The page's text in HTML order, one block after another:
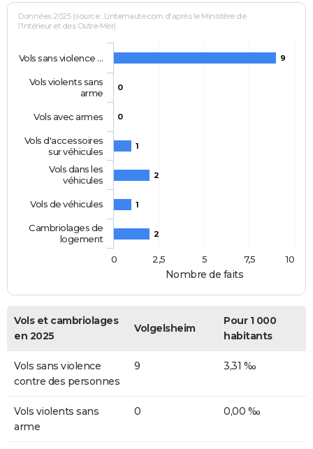
Nombre de faits
Données 2025 (source : Linternaute.com d'après le Ministère de
l'Intérieur et des Outre-Mer)
9
0
0
1
2
1
2
Vols sans violence …
Vols violents sans
arme
Vols avec armes
Vols d'accessoires
sur véhicules
Vols dans les
véhicules
Vols de véhicules
Cambriolages de
logement
0
10
2,5 5 7,5
Vols et cambriolages
en 2025
Volgelsheim
Pour 1 000
habitants
Vols sans violence
contre des personnes
9 3,31 ‰
Vols violents sans
arme
0 0,00 ‰